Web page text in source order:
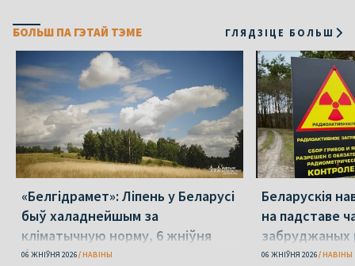
БОЛЬШ ПА ГЭТАЙ ТЭМЕ ГЛЯДЗІЦЕ БОЛЬШ
«Белгідрамет»: Ліпень у Беларусі
быў халаднейшым за
кліматычную норму, 6 жніўня
будзе +40 °С
06 ЖНІЎНЯ 2026 НАВІНЫ
Беларускія
на падставе
забруджаных
06 ЖНІЎНЯ 2026 НАВІНЫ